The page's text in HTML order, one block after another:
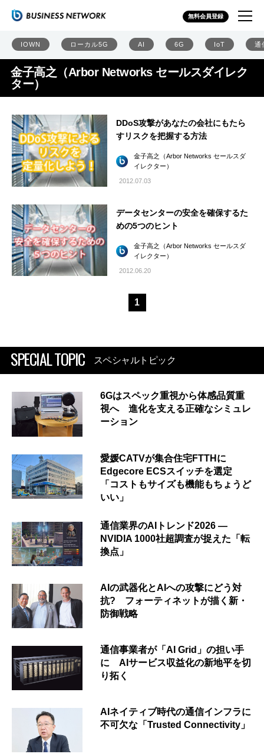
無料会員登録
IOWN ローカル5G AI 6G IoT 通
金子高之（Arbor Networks セールスダイレク
ター）
DDoS攻撃があなたの会社にもたら
すリスクを把握する方法
金子高之（Arbor Networks セールスダ
イレクター）
2012.07.03
データセンターの安全を確保するた
めの5つのヒント
金子高之（Arbor Networks セールスダ
イレクター）
2012.06.20
1
SPECIAL TOPIC スペシャルトピック
6Gはスペック重視から体感品質重
視へ 進化を支える正確なシミュレ
ーション
愛媛CATVが集合住宅FTTHに
Edgecore ECSスイッチを選定
「コストもサイズも機能もちょうど
いい」
通信業界のAIトレンド2026 ―
NVIDIA 1000社超調査が捉えた「転
換点」
AIの武器化とAIへの攻撃にどう対
抗? フォーティネットが描く新・
防御戦略
通信事業者が「AI Grid」の担い手
に AIサービス収益化の新地平を切
り拓く
AIネイティブ時代の通信インフラに
不可欠な「Trusted Connectivity」